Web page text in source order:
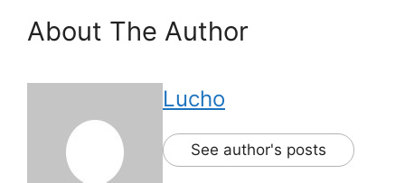
About The Author
Lucho
See author's posts